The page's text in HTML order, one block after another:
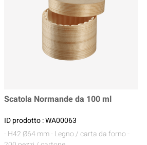
Scatola Normande da 100 ml
ID prodotto : WA00063
- H42 Ø64 mm- Legno / carta da forno-